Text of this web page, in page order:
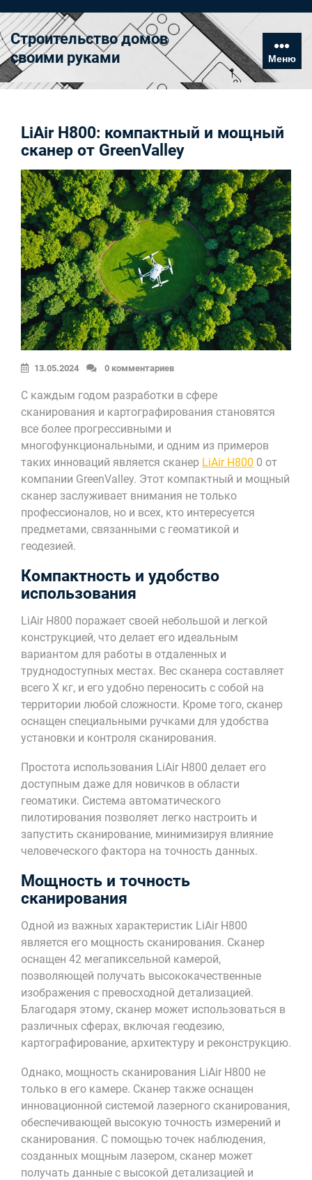
к
содержимому
Строительство домов
своими руками
Меню
LiAir H800: компактный и мощный
сканер от GreenValley
13.05.2024 0 комментариев
С каждым годом разработки в сфере
сканирования и картографирования становятся
все более прогрессивными и
многофункциональными, и одним из примеров
таких инноваций является сканер LiAir H800 0 от
компании GreenValley. Этот компактный и мощный
сканер заслуживает внимания не только
профессионалов, но и всех, кто интересуется
предметами, связанными с геоматикой и
геодезией.
Компактность и удобство
использования
LiAir H800 поражает своей небольшой и легкой
конструкцией, что делает его идеальным
вариантом для работы в отдаленных и
труднодоступных местах. Вес сканера составляет
всего X кг, и его удобно переносить с собой на
территории любой сложности. Кроме того, сканер
оснащен специальными ручками для удобства
установки и контроля сканирования.
Простота использования LiAir H800 делает его
доступным даже для новичков в области
геоматики. Система автоматического
пилотирования позволяет легко настроить и
запустить сканирование, минимизируя влияние
человеческого фактора на точность данных.
Мощность и точность
сканирования
Одной из важных характеристик LiAir H800
является его мощность сканирования. Сканер
оснащен 42 мегапиксельной камерой,
позволяющей получать высококачественные
изображения с превосходной детализацией.
Благодаря этому, сканер может использоваться в
различных сферах, включая геодезию,
картографирование, архитектуру и реконструкцию.
Однако, мощность сканирования LiAir H800 не
только в его камере. Сканер также оснащен
инновационной системой лазерного сканирования,
обеспечивающей высокую точность измерений и
сканирования. С помощью точек наблюдения,
созданных мощным лазером, сканер может
получать данные с высокой детализацией и